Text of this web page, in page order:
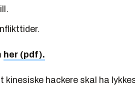
her (pdf).
hackere skal ha